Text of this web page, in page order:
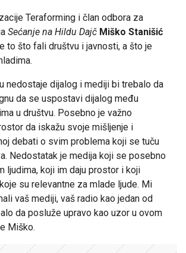
Teraforming i član odbora za
Sećanje na Hildu Dajč Miško Stanišić
to što fali društvu i javnosti, a što je
nedostaje dijalog i mediji bi trebalo da
da se uspostavi dijalog među
u društvu. Posebno je važno
da iskažu svoje mišljenje i
debati o svim problema koji se tuču
Nedostatak je medija koji se posebno
ljudima, koji im daju prostor i koji
su relevantne za mlade ljude. Mi
vaš mediji, vaš radio kao jedan od
da posluže upravo kao uzor u ovom
Miško.